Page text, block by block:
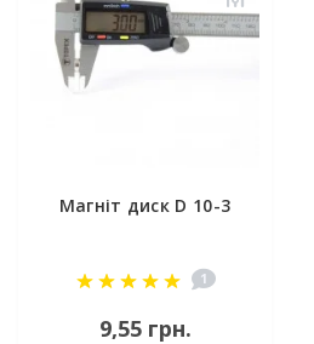
Магніт диск D 10-3
1
9,55 грн.